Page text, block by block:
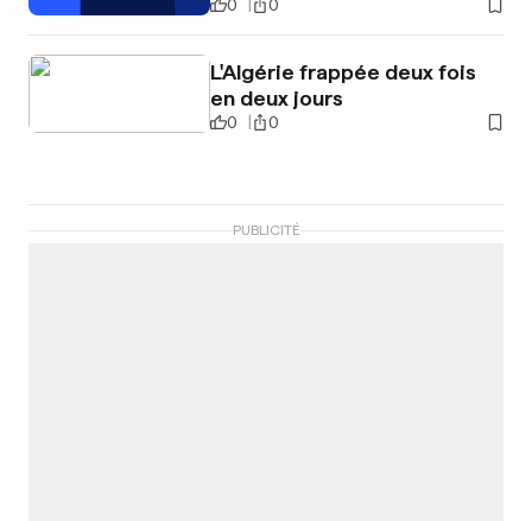
0 0
L'Algérie frappée deux fois
en deux jours
0 0
PUBLICITÉ